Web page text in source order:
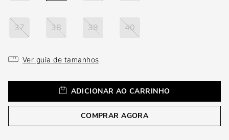
37 38 39 40
Ver guia de tamanhos
ADICIONAR AO CARRINHO
COMPRAR AGORA